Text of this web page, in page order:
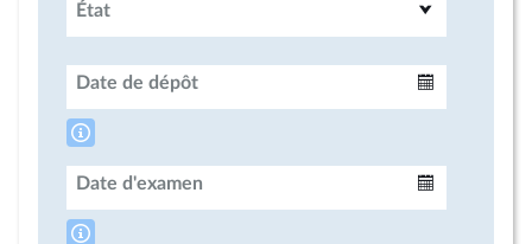
État
Date de dépôt
Date d'examen